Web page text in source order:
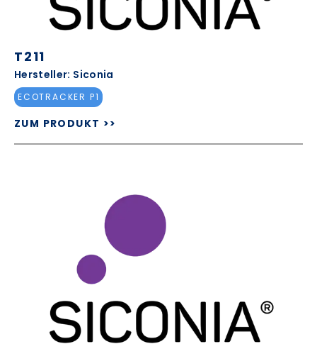
T211
Hersteller: Siconia
ECOTRACKER P1
ZUM PRODUKT >>